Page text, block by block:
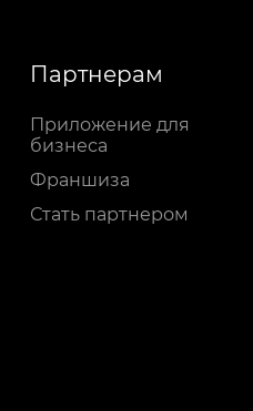
Партнерам
Приложение для
бизнеса
Франшиза
Стать партнером